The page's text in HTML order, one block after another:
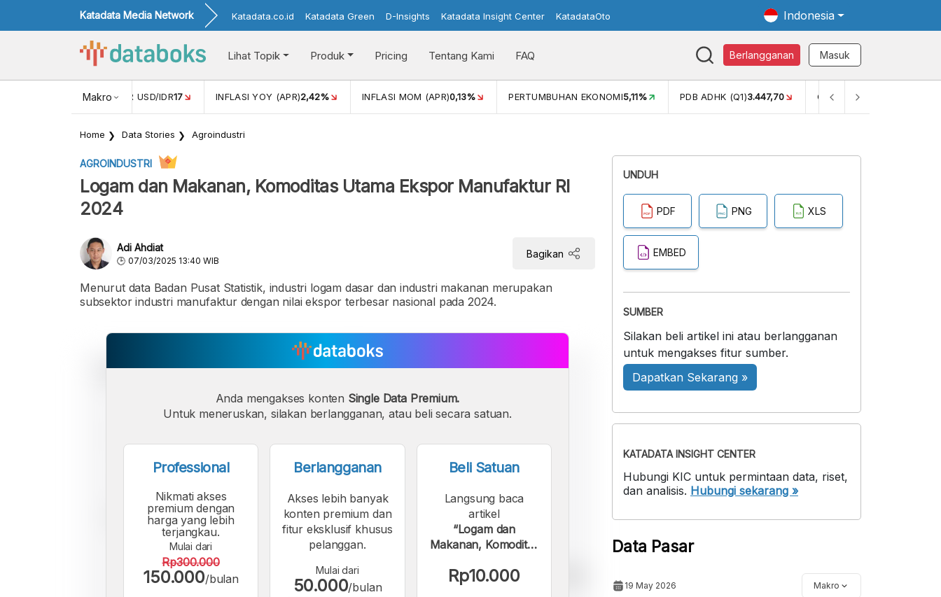
Katadata Media Network Katadata.co.id Katadata Green D-Insights Katadata Insight Center KatadataOto Indonesia
Lihat Topik Produk Pricing Tentang Kami FAQ Berlangganan Masuk
Makro
NILAI TUKAR USD/IDR17 INFLASI YOY (APR)2,42% INFLASI MOM (APR)0,13% PERTUMBUHAN EKONOMI5,11% PDB ADHK (Q1)3.447,70 GINI RASIO (SEM2)
Home Data Stories Agroindustri
AGROINDUSTRI
Logam dan Makanan, Komoditas Utama Ekspor Manufaktur RI
2024
Adi Ahdiat
07/03/2025 13:40 WIB
Bagikan
Menurut data Badan Pusat Statistik, industri logam dasar dan industri makanan merupakan
subsektor industri manufaktur dengan nilai ekspor terbesar nasional pada 2024.
Anda mengakses konten Single Data Premium.
Untuk meneruskan, silakan berlangganan, atau beli secara satuan.
Professional
Nikmati akses
premium dengan
harga yang lebih
terjangkau.
Mulai dari
Rp300.000
150.000/bulan
Berlangganan
Akses lebih banyak
konten premium dan
fitur eksklusif khusus
pelanggan.
Mulai dari
50.000/bulan
Beli Satuan
Langsung baca
artikel
“Logam dan
Makanan, Komoditas
Manufaktur RI
Rp10.000
UNDUH
PDF PNG XLS
EMBED
SUMBER
Silakan beli artikel ini atau berlangganan
untuk mengakses fitur sumber.
Dapatkan Sekarang »
KATADATA INSIGHT CENTER
Hubungi KIC untuk permintaan data, riset,
dan analisis. Hubungi sekarang »
Data Pasar
19 May 2026 Makro